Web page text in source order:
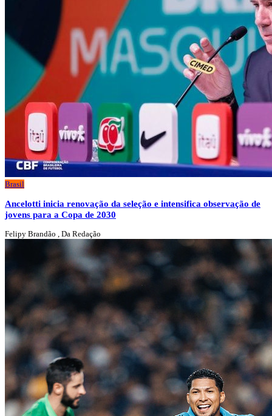
Brasil
Ancelotti inicia renovação da seleção e intensifica observação de
jovens para a Copa de 2030
Felipy Brandão , Da Redação